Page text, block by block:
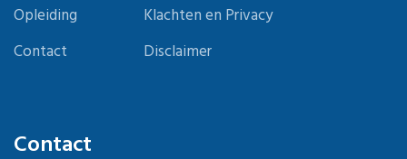
Opleiding
Contact
Klachten en Privacy
Disclaimer
Contact